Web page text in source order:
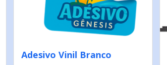
Adesivo Vinil Branco